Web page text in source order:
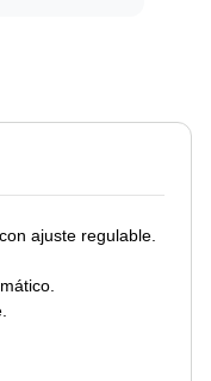
ajuste regulable.